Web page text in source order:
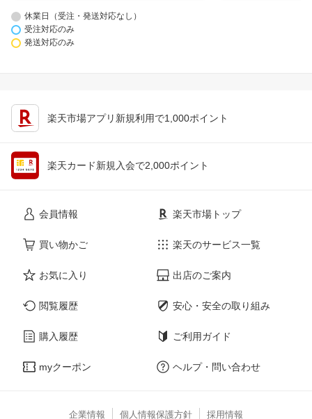
休業日（受注・発送対応なし）
受注対応のみ
発送対応のみ
楽天市場アプリ新規利用で1,000ポイント
楽天カード新規入会で2,000ポイント
会員情報
買い物かご
お気に入り
閲覧履歴
購入履歴
myクーポン
楽天市場トップ
楽天のサービス一覧
出店のご案内
安心・安全の取り組み
ご利用ガイド
ヘルプ・問い合わせ
企業情報 個人情報保護方針 採用情報